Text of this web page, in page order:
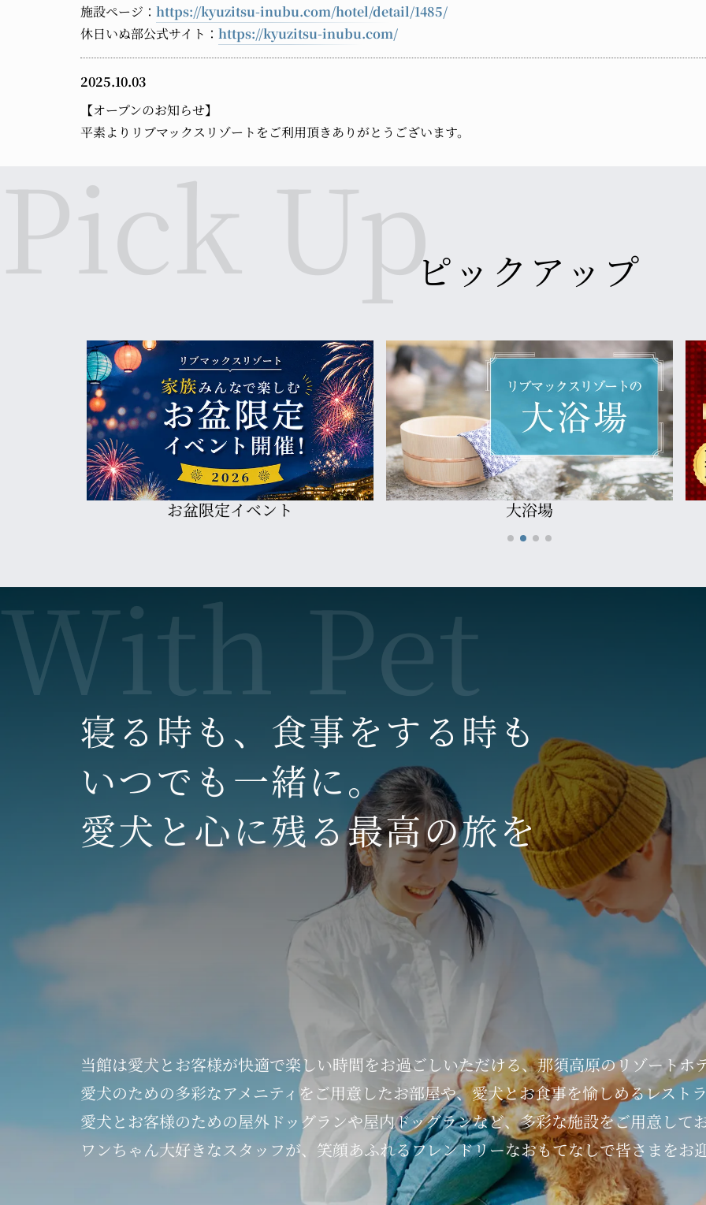
施設ページ： https://kyuzitsu-inubu.com/hotel/detail/1485/
休日いぬ部公式サイト： https://kyuzitsu-inubu.com/
2025.10.03
【オープンのお知らせ】
平素よりリブマックスリゾートをご利用頂きありがとうございます。
ピックアップ
大浴場 宿泊料金5％OFF
寝る時も、 食事をする時も
いつでも一緒に。
愛犬と心に残る最高の旅を
当館は愛犬とお客様が快適で楽しい時間をお過ごしいただける、那須高原のリゾートホ
愛犬のための多彩なアメニティを ご用意したお部屋や、愛犬とお食事を愉しめるレスト
愛犬とお客様のための屋外ドッグランや屋内ドッグランなど、多彩な施設をご用意して
ワンちゃん大好きなスタッフが、 笑顔あふれるフレンドリーなおもてなしで皆さまをお